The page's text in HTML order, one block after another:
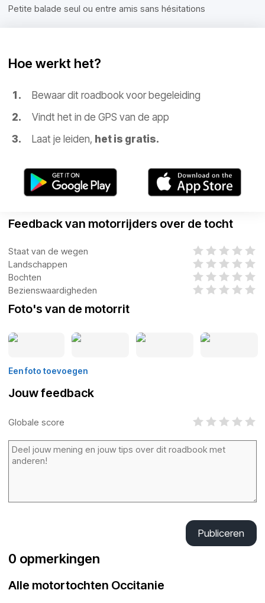
Petite balade seul ou entre amis sans hésitations
Hoe werkt het?
Bewaar dit roadbook voor begeleiding
Vindt het in de GPS van de app
Laat je leiden, het is gratis.
Feedback van motorrijders over de tocht
Staat van de wegen
Landschappen
Bochten
Bezienswaardigheden
Foto's van de motorrit
Een foto toevoegen
Jouw feedback
Globale score
Publiceren
0 opmerkingen
Alle motortochten Occitanie